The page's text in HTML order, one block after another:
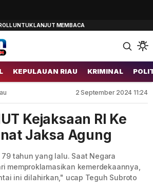
KEPULAUAN RIAU KRIMINAL
2 September 2024 11:24
Kejaksaan RI Ke
Jaksa Agung
tahun yang lalu. Saat Negara
memproklamasikan kemerdekaannya,
ini dilahirkan," ucap Teguh Subroto